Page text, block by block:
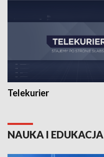
Telekurier
NAUKA I EDUKACJA